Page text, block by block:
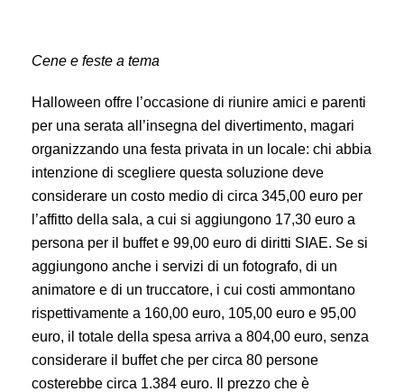
Cene e feste a tema
Halloween offre l’occasione di riunire amici e parenti
per una serata all’insegna del divertimento, magari
organizzando una festa privata in un locale: chi abbia
intenzione di scegliere questa soluzione deve
considerare un costo medio di circa 345,00 euro per
l’affitto della sala, a cui si aggiungono 17,30 euro a
persona per il buffet e 99,00 euro di diritti SIAE. Se si
aggiungono anche i servizi di un fotografo, di un
animatore e di un truccatore, i cui costi ammontano
rispettivamente a 160,00 euro, 105,00 euro e 95,00
euro, il totale della spesa arriva a 804,00 euro, senza
considerare il buffet che per circa 80 persone
costerebbe circa 1.384 euro. Il prezzo che è